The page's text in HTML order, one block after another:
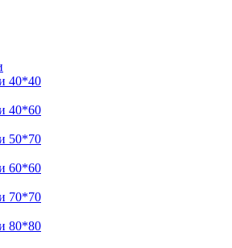
40*40
40*60
50*70
60*60
70*70
80*80